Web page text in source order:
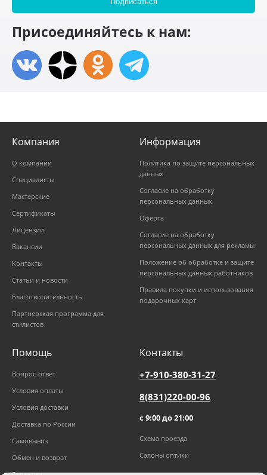
Присоединяйтесь к нам:
Компания
О компании
Специалисты
Мастерские
Сертификаты
Лицензии
Вакансии
Контакты
Статьи и новости
Благотворительность
Партнерская программа для
стилистов
Информация
Политика по защите персональных
данных
Согласие на обработку
персональных данных
Оферта
Согласие на обработку
персональных данных для рекламы
Положение об обработке и защите
персональных данных работников
Правила покупки и использования
подарочных карт
Помощь
Вопрос-ответ
Условия оплаты
Условия доставки
Доставка по России
Самовывоз
Обмен и возврат
Контакты
+7-910-380-31-27
8(831)220-00-96
с 9:00 до 21:00
Схема проезда
Салоны оптики